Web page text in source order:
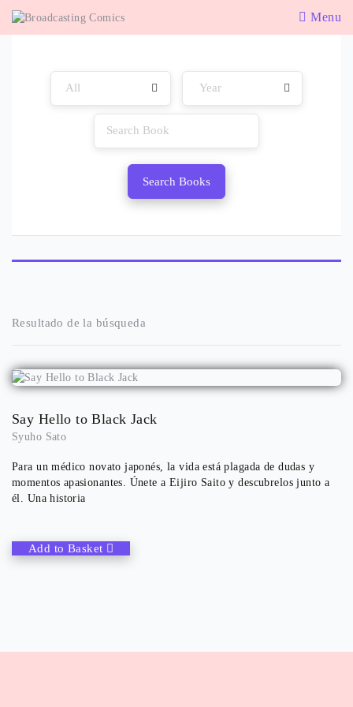
Menu
Search Books
Resultado de la búsqueda
Say Hello to Black Jack
Syuho Sato
Para un médico novato japonés, la vida está plagada de dudas y
momentos apasionantes. Únete a Eijiro Saito y descubrelos junto a
él. Una historia
Add to Basket